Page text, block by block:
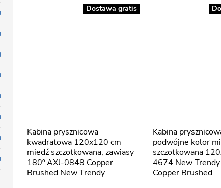
Kabina prysznicowa
kwadratowa 120x120 cm
miedź szczotkowana, zawiasy
180º AXJ-0848 Copper
Brushed New Trendy
Dostawa gratis
Kabina prysznicowa drzwi
podwójne kolor
szczotkowana
4674 New
Copper Brushed